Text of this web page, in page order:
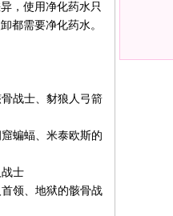
，使用净化药水只
都需要净化药水。
战士、豺狼人弓箭
蝙蝠、米泰欧斯的
士
领、地狱的骸骨战